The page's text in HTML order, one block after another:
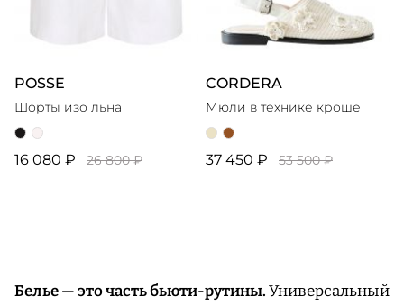
POSSE
Шорты изо льна
16 080 ₽ 26 800 ₽
CORDERA
Мюли в технике кроше
37 450 ₽ 53 500 ₽
Белье — это часть бьюти-рутины.Универсальный